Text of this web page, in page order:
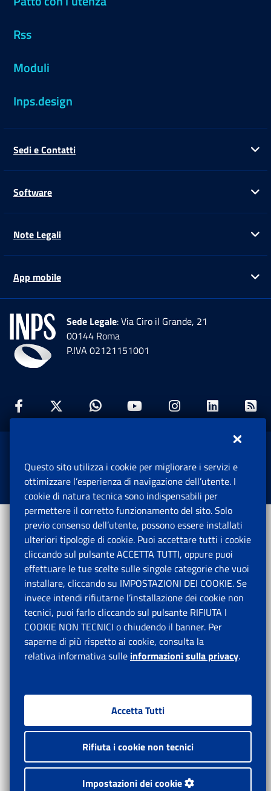
Rss
Moduli
Inps.design
Sedi e Contatti
Software
Note Legali
App mobile
Sede Legale: Via Ciro il Grande, 21
00144 Roma
P.IVA 02121151001
Facebook: Apre una nuova finestra
Twitter: Apre una nuova finestra
Whatsapp: Apre una nuova
Youtube: Apre una
Instagram:
Istituto Nazionale Previdenza Sociale.
Tutti i diritti riservati.
Questo sito utilizza i cookie per migliorare i servizi e
ottimizzare l’esperienza di navigazione dell’utente. I
cookie di natura tecnica sono indispensabili per
permettere il corretto funzionamento del sito. Solo
previo consenso dell’utente, possono essere installati
ulteriori tipologie di cookie. Puoi accettare tutti i cookie
cliccando sul pulsante ACCETTA TUTTI, oppure puoi
effettuare le tue scelte sulle singole categorie che vuoi
installare, cliccando su IMPOSTAZIONI DEI COOKIE. Se
invece intendi rifiutarne l’installazione dei cookie non
tecnici, puoi farlo cliccando sul pulsante RIFIUTA I
COOKIE NON TECNICI o chiudendo il banner. Per
saperne di più rispetto ai cookie, consulta la
relativa informativa sulle informazioni sulla privacy.
Accetta Tutti
Rifiuta i cookie non tecnici
Impostazioni dei cookie